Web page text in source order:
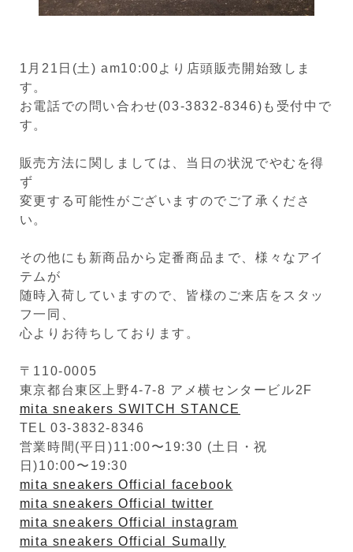
1月21日(土) am10:00より店頭販売開始致しま
す。
お電話での問い合わせ(03-3832-8346)も受付中で
す。
販売方法に関しましては、当日の状況でやむを得
ず
変更する可能性がございますのでご了承くださ
い。
その他にも新商品から定番商品まで、様々なアイ
テムが
随時入荷していますので、皆様のご来店をスタッ
フ一同、
心よりお待ちしております。
〒110-0005
東京都台東区上野4-7-8 アメ横センタービル2F
mita sneakers SWITCH STANCE
TEL 03-3832-8346
営業時間(平日)11:00〜19:30 (土日・祝
日)10:00〜19:30
mita sneakers Official facebook
mita sneakers Official twitter
mita sneakers Official instagram
mita sneakers Official Sumally